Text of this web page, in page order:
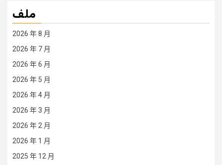
ملف
2026 年 8 月
2026 年 7 月
2026 年 6 月
2026 年 5 月
2026 年 4 月
2026 年 3 月
2026 年 2 月
2026 年 1 月
2025 年 12 月